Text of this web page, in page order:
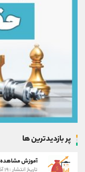
پر بازدیدترین ها
آموزش مشاهده
تاریخ انتشار : ۱۹ آذر ۱۳۹۹